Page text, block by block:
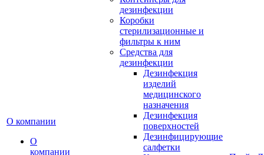
О компании
О
компании
дезинфекции
Коробки
стерилизационные и
фильтры к ним
Средства для
дезинфекции
Дезинфекция
изделий
медицинского
назначения
Дезинфекция
поверхностей
Дезинфицирующие
салфетки